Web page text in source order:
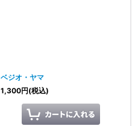
ベジオ・ヤマ
1,300円(税込)